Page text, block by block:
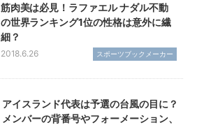
筋肉美は必見！ラファエル ナダル不動
の世界ランキング1位の性格は意外に繊
細？
2018.6.26 スポーツブックメーカー
アイスランド代表は予選の台風の目に？
メンバーの背番号やフォーメーション、